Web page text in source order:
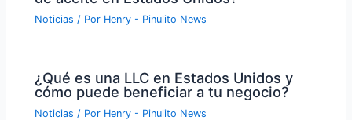
Noticias / Por Henry - Pinulito News
¿Qué es una LLC en Estados Unidos y
cómo puede beneficiar a tu negocio?
Noticias / Por Henry - Pinulito News